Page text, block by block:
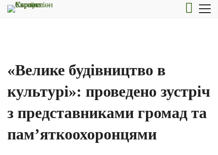
«Велике будівництво в
культурі»: проведено зустріч
з представниками громад та
пам’яткоохоронцями